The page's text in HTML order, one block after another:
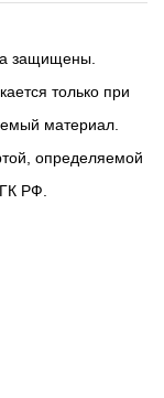
защищены.
только при
материал.
определяемой
РФ.